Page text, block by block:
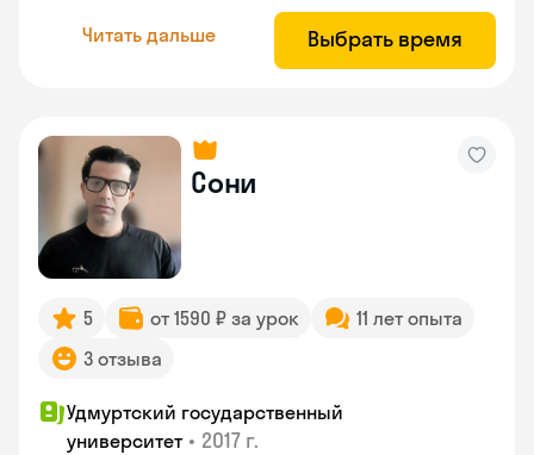
Читать дальше Выбрать время
Сони
5 от 1590 ₽ за урок
11 лет опыта
3 отзыва
Удмуртский государственный
университет • 2017 г.